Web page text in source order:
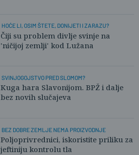
HOĆE LI, OSIM ŠTETE, DONIJETI I ZARAZU?
Čiji su problem divlje svinje na
'ničijoj zemlji' kod Lužana
SVINJOGOJSTVO PRED SLOMOM?
Kuga hara Slavonijom. BPŽ i dalje
bez novih slučajeva
BEZ DOBRE ZEMLJE NEMA PROIZVODNJE
Poljoprivrednici, iskoristite priliku za
jeftiniju kontrolu tla